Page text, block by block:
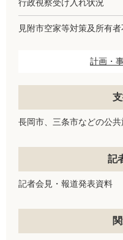
行政視察受け入れ状況
見附市空家等対策及所有
計画・
長岡市、三条市などの公
記
記者会見・報道発表資料